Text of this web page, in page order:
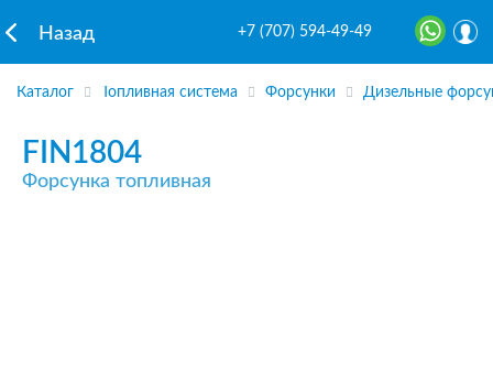
Назад +7 (707) 594-49-49
Каталог Топливная система Форсунки Дизельные
FIN1804
Форсунка топливная